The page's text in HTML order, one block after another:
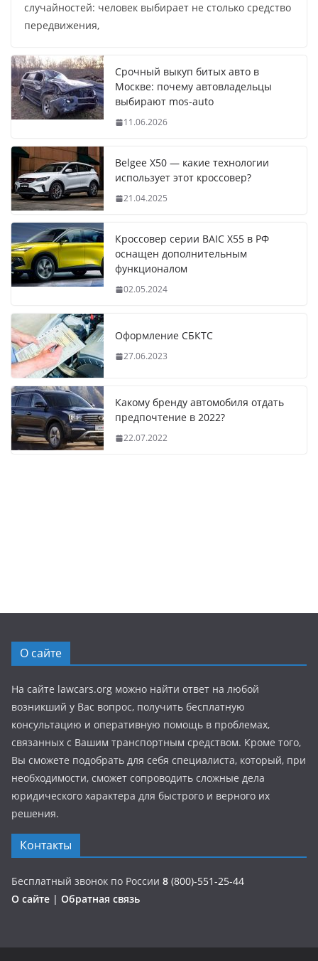
случайностей: человек выбирает не столько средство
передвижения,
Срочный выкуп битых авто в
Москве: почему автовладельцы
выбирают mos-auto
11.06.2026
Belgee X50 — какие технологии
использует этот кроссовер?
21.04.2025
Кроссовер серии BAIC X55 в РФ
оснащен дополнительным
функционалом
02.05.2024
Оформление СБКТС
27.06.2023
Какому бренду автомобиля отдать
предпочтение в 2022?
22.07.2022
О сайте
На сайте lawcars.org можно найти ответ на любой
возникший у Вас вопрос, получить бесплатную
консультацию и оперативную помощь в проблемах,
связанных с Вашим транспортным средством. Кроме того,
Вы сможете подобрать для себя специалиста, который, при
необходимости, сможет сопроводить сложные дела
юридического характера для быстрого и верного их
решения.
Контакты
Бесплатный звонок по России 8 (800)-551-25-44
О сайте | Обратная связь